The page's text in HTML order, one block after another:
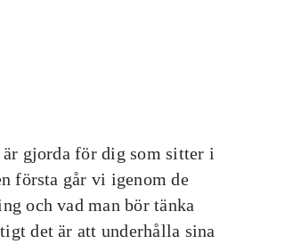
gjorda för dig som sitter i
första går vi igenom de
och vad man bör tänka
det är att underhålla sina